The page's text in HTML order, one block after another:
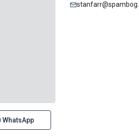
WhatsApp